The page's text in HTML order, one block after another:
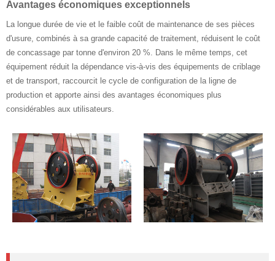
Avantages économiques exceptionnels
La longue durée de vie et le faible coût de maintenance de ses pièces
d'usure, combinés à sa grande capacité de traitement, réduisent le coût
de concassage par tonne d'environ 20 %. Dans le même temps, cet
équipement réduit la dépendance vis-à-vis des équipements de criblage
et de transport, raccourcit le cycle de configuration de la ligne de
production et apporte ainsi des avantages économiques plus
considérables aux utilisateurs.